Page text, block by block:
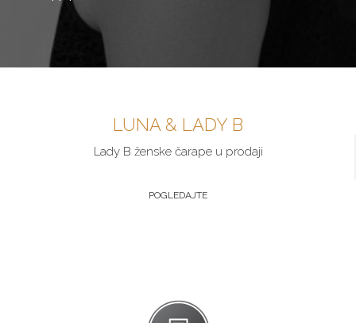
LUNA & LADY B
Lady B ženske čarape u prodaji
POGLEDAJTE